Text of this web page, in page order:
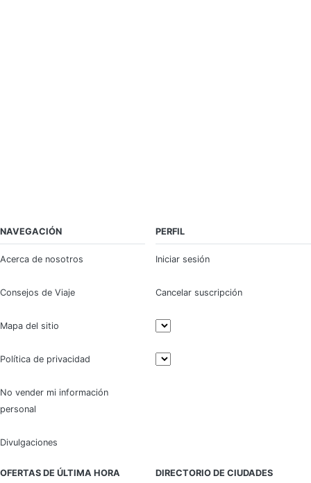
NAVEGACIÓN
Acerca de nosotros
Consejos de Viaje
Mapa del sitio
Política de privacidad
No vender mi información
personal
Divulgaciones
PERFIL
Iniciar sesión
Cancelar suscripción
OFERTAS DE ÚLTIMA HORA DIRECTORIO DE CIUDADES